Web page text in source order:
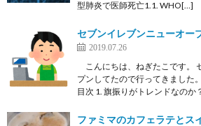
型肺炎で医師死亡1.1. WHO[…]
セブンイレブンニューオー
2019.07.26
こんにちは、ねぎたこです。
プンしてたので行ってきました
目次 1. 旗振りがトレンドなのか
ファミマのカフェラテとス